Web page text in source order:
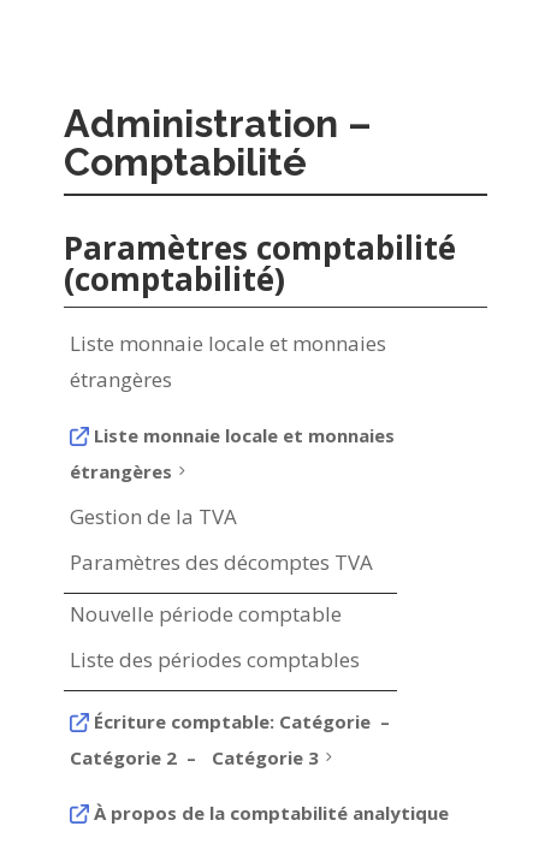
Administration –
Comptabilité
Paramètres comptabilité
(comptabilité)
Liste monnaie locale et monnaies
étrangères
Liste monnaie locale et monnaies
étrangères 5
Gestion de la TVA
Paramètres des décomptes TVA
Nouvelle période comptable
Liste des périodes comptables
Écriture comptable: Catégorie –
Catégorie 2 – Catégorie 3 5
À propos de la comptabilité analytique